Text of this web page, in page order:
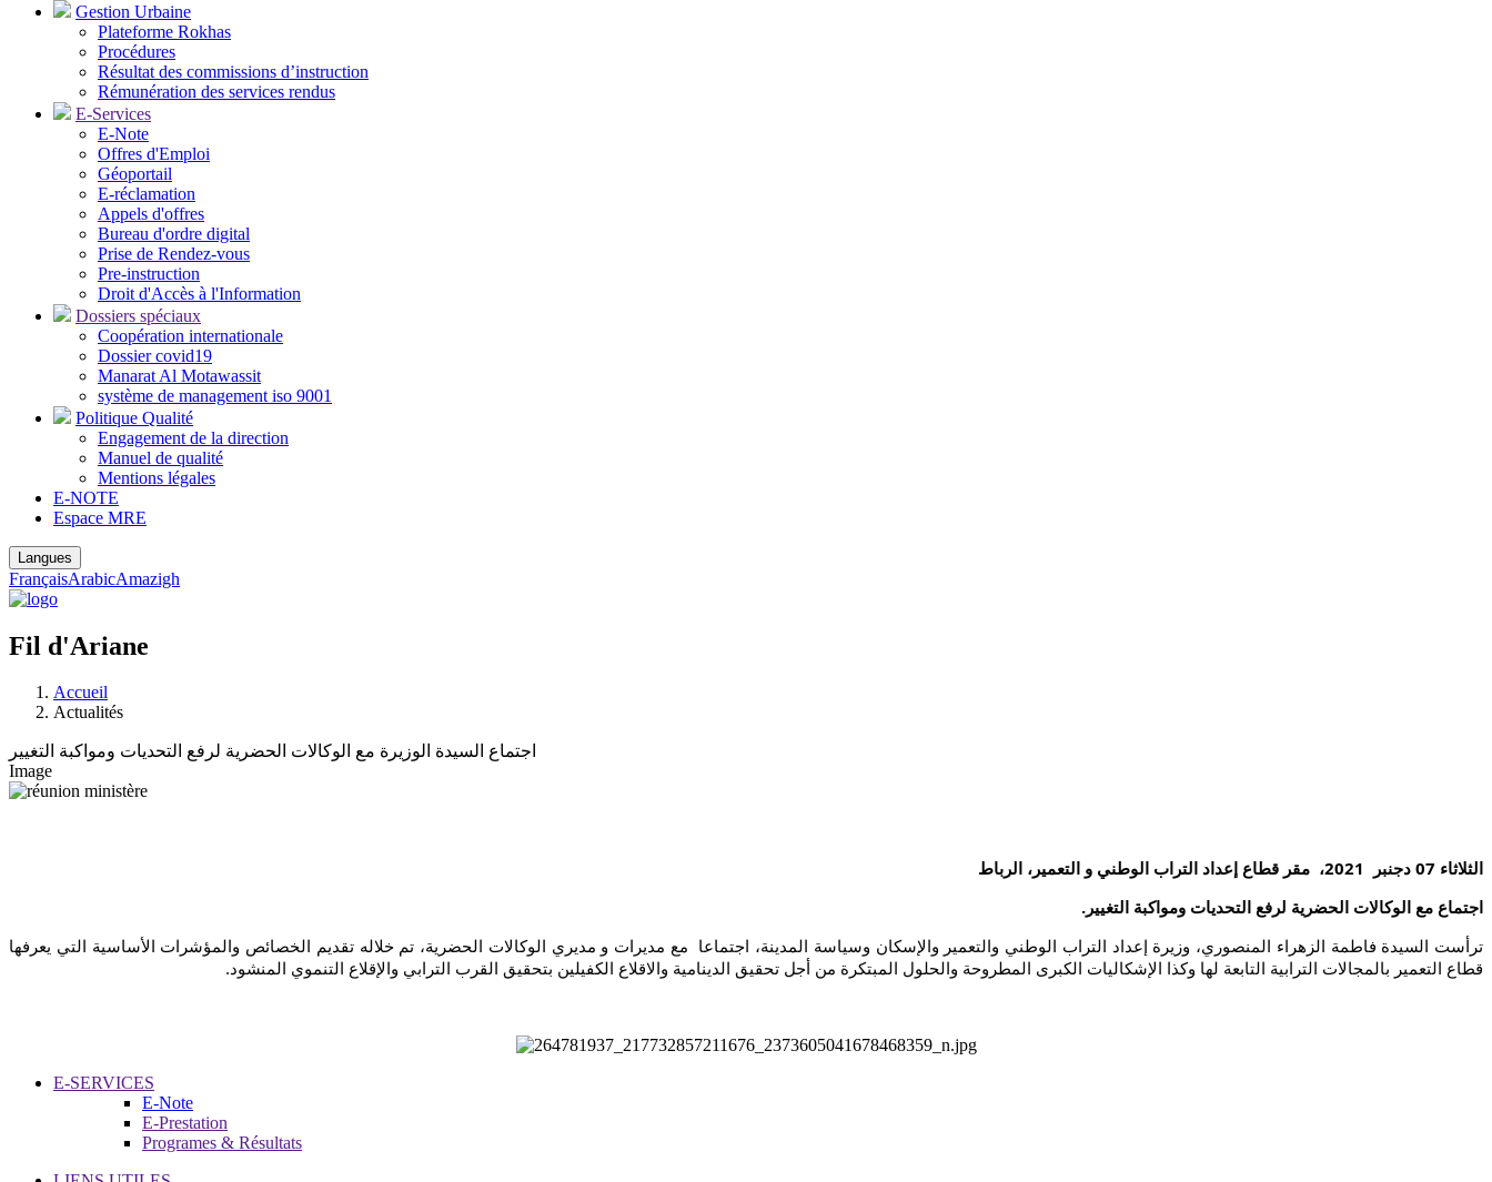
Gestion Urbaine
Plateforme Rokhas
Procédures
Résultat des commissions d’instruction
Rémunération des services rendus
E-Services
E-Note
Offres d'Emploi
Géoportail
E-réclamation
Appels d'offres
Bureau d'ordre digital
Prise de Rendez-vous
Pre-instruction
Droit d'Accès à l'Information
Dossiers spéciaux
Coopération internationale
Dossier covid19
Manarat Al Motawassit
système de management iso 9001
Politique Qualité
Engagement de la direction
Manuel de qualité
Mentions légales
E-NOTE
Espace MRE
Langues
FrançaisArabicAmazigh
Fil d'Ariane
Accueil
Actualités
اجتماع السيدة الوزيرة مع الوكالات الحضرية لرفع التحديات ومواكبة التغيير
Image
الثلاثاء 07 دجنبر  2021،  مقر قطاع إعداد التراب الوطني و التعمير، الرباط
اجتماع مع الوكالات الحضرية لرفع التحديات ومواكبة التغيير.
قطاع التعمير بالمجالات الترابية التابعة لها وكذا الإشكاليات الكبرى المطروحة والحلول المبتكرة من أجل تحقيق الدينامية والاقلاع الكفيلين بتحقيق القرب الترابي والإقلاع التنموي المنشود.
E-SERVICES
E-Note
E-Prestation
Programes & Résultats